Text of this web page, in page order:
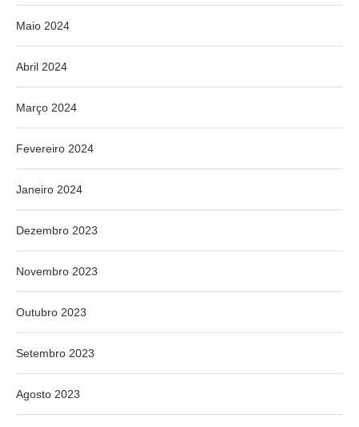
Maio 2024
Abril 2024
Março 2024
Fevereiro 2024
Janeiro 2024
Dezembro 2023
Novembro 2023
Outubro 2023
Setembro 2023
Agosto 2023